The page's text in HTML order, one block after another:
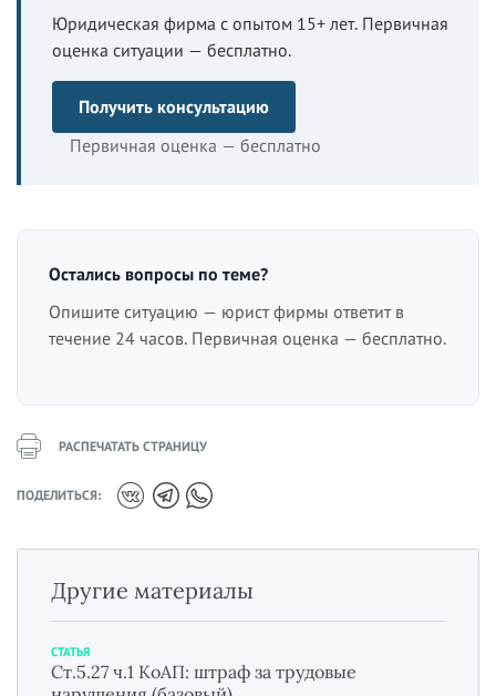
Юридическая фирма с опытом 15+ лет. Первичная
оценка ситуации — бесплатно.
Получить консультацию
Первичная оценка — бесплатно
Остались вопросы по теме?
Опишите ситуацию — юрист фирмы ответит в
течение 24 часов. Первичная оценка — бесплатно.
РАСПЕЧАТАТЬ СТРАНИЦУ
ПОДЕЛИТЬСЯ:
Другие материалы
СТАТЬЯ
Ст.5.27 ч.1 КоАП: штраф за трудовые